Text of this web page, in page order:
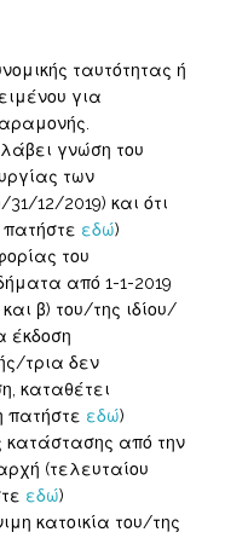
ταυτότητας ή
για
γνώση του
των
31/12/2019) και ότι
πατήστε εδώ)
του
από 1-1-2019
β) του/της ιδίου/
έκδοση
τρια δεν
καταθέτει
πατήστε εδώ)
κατάστασης από την
(τελευταίου
εδώ)
κατοικία του/της